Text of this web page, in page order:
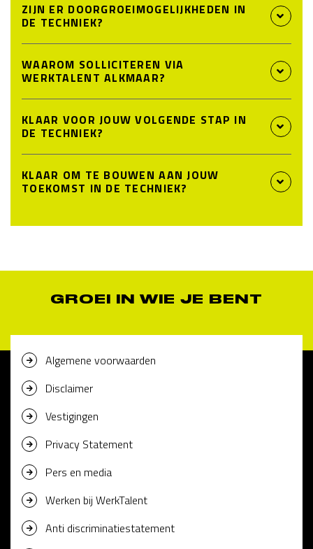
ZIJN ER DOORGROEIMOGELIJKHEDEN IN
DE TECHNIEK?
WAAROM SOLLICITEREN VIA
WERKTALENT ALKMAAR?
KLAAR VOOR JOUW VOLGENDE STAP IN
DE TECHNIEK?
KLAAR OM TE BOUWEN AAN JOUW
TOEKOMST IN DE TECHNIEK?
GROEI IN WIE JE BENT
Algemene voorwaarden
Disclaimer
Vestigingen
Privacy Statement
Pers en media
Werken bij WerkTalent
Anti discriminatiestatement